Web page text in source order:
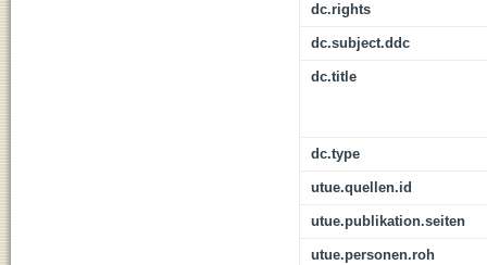
dc.rights
dc.subject.ddc
dc.title
dc.type
utue.quellen.id
utue.publikation.seiten
utue.personen.roh